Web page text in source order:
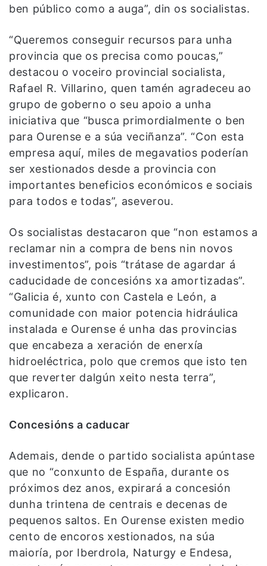
ben público como a auga”, din os socialistas.
“Queremos conseguir recursos para unha
provincia que os precisa como poucas,”
destacou o voceiro provincial socialista,
Rafael R. Villarino, quen tamén agradeceu ao
grupo de goberno o seu apoio a unha
iniciativa que “busca primordialmente o ben
para Ourense e a súa veciñanza”. “Con esta
empresa aquí, miles de megavatios poderían
ser xestionados desde a provincia con
importantes beneficios económicos e sociais
para todos e todas”, aseverou.
Os socialistas destacaron que “non estamos a
reclamar nin a compra de bens nin novos
investimentos”, pois “trátase de agardar á
caducidade de concesións xa amortizadas”.
“Galicia é, xunto con Castela e León, a
comunidade con maior potencia hidráulica
instalada e Ourense é unha das provincias
que encabeza a xeración de enerxía
hidroeléctrica, polo que cremos que isto ten
que reverter dalgún xeito nesta terra”,
explicaron.
Concesións a caducar
Ademais, dende o partido socialista apúntase
que no “conxunto de España, durante os
próximos dez anos, expirará a concesión
dunha trintena de centrais e decenas de
pequenos saltos. En Ourense existen medio
cento de encoros xestionados, na súa
maioría, por Iberdrola, Naturgy e Endesa,